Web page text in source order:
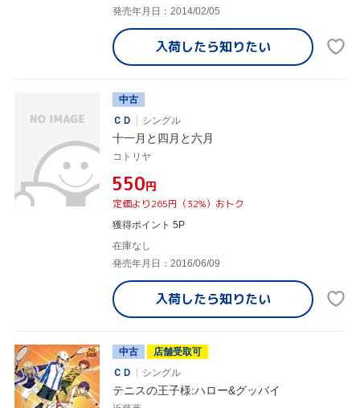
発売年月日：2014/02/05
入荷したら知りたい
中古
ＣＤ
シングル
十一月と四月と六月
コトリヤ
¥550円
定価より265円（32%）おトク
獲得ポイント 5P
在庫なし
発売年月日：2016/06/09
入荷したら知りたい
中古
店舗受取可
ＣＤ
シングル
テニスの王子様:ハロー&グッバイ